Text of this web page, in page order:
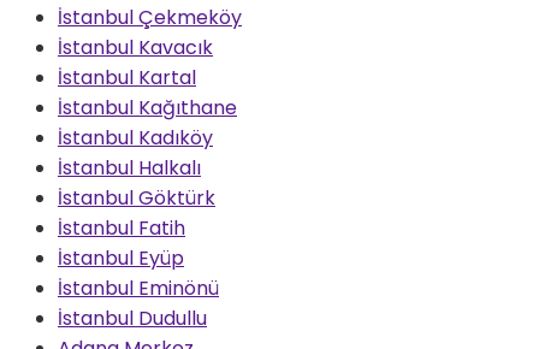
İstanbul Çekmeköy
İstanbul Kavacık
İstanbul Kartal
İstanbul Kağıthane
İstanbul Kadıköy
İstanbul Halkalı
İstanbul Göktürk
İstanbul Fatih
İstanbul Eyüp
İstanbul Eminönü
İstanbul Dudullu